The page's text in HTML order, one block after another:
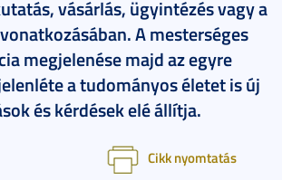
vásárlás, ügyintézés vagy a
A mesterséges
megjelenése majd az egyre
a tudományos életet is új
és kérdések elé állítja.
Cikk nyomtatás